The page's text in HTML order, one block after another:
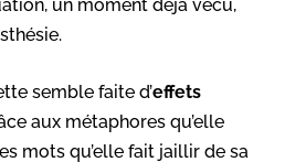
un moment déjà vécu,
semble faite d’effets
aux métaphores qu’elle
mots qu’elle fait jaillir de sa